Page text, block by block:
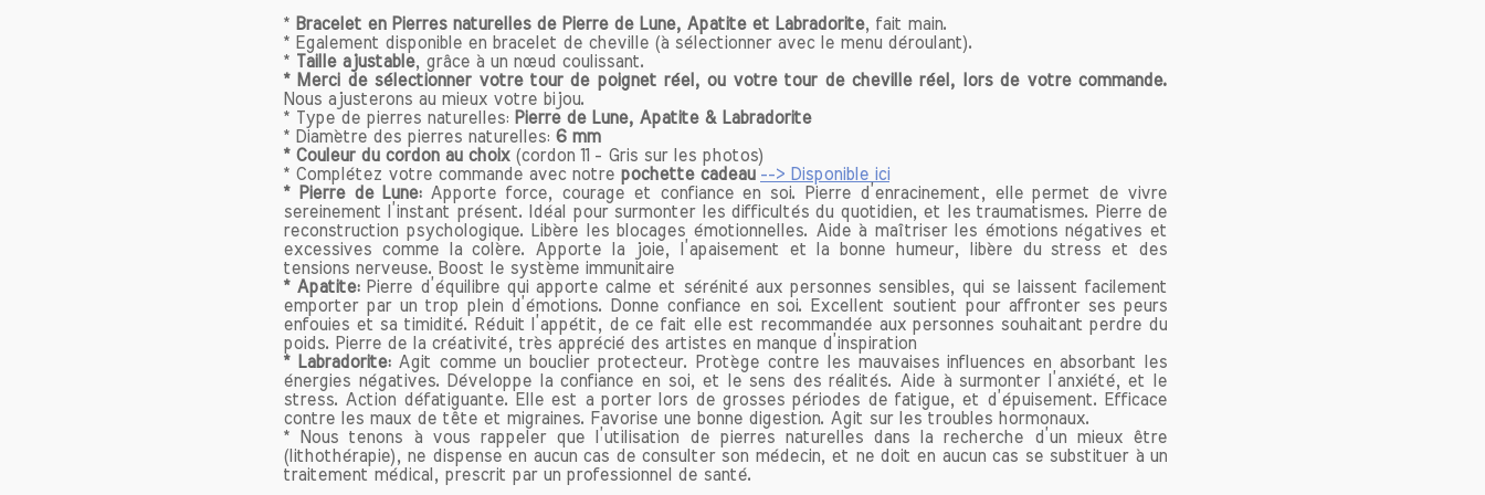
allant du bleu au vert, en passant par des teintes dorées et
argentées. Ces nuances, connues sous le nom de « labradorescence
», sont dues à la structure interne de la pierre qui, lorsqu'elle est
polie, révèle des jeux de lumière fascinants. Cette beauté
hypnotique attire non seulement les amateurs de minéraux, mais
aussi ceux qui cherchent à bénéficier des propriétés de la
labradorite.
La Labradorite : Un Bouclier Énergétique
L'une des caractéristiques les plus remarquables de la labradorite
est sa capacité à agir comme un bouclier énergétique. Dans notre
monde moderne, où les énergies négatives abondent, cette pierre
se révèle être un atout précieux. Elle a la faculté d'absorber et de
dissiper les vibrations indésirables, offrant ainsi une protection
contre les influences néfastes. Que ce soit dans un environnement
de travail stressant ou lors de rencontres sociales, porter un bijou
en labradorite, comme un bracelet ou un pendentif, peut créer un
espace de sécurité et de centrage.
Développement de la Confiance en Soi
* Bracelet en Pierres naturelles de Pierre de Lune, Apatite et Labradorite, fait main.
* Egalement disponible en bracelet de cheville (à sélectionner avec le menu déroulant).
* Taille ajustable, grâce à un nœud coulissant.
* Merci de sélectionner votre tour de poignet réel, ou votre tour de cheville réel, lors de votre commande.
Nous ajusterons au mieux votre bijou.
* Type de pierres naturelles: Pierre de Lune, Apatite & Labradorite
* Diamètre des pierres naturelles: 6 mm
* Couleur du cordon au choix(cordon 11 - Gris sur les photos)
* Complétez votre commande avec notre pochette cadeau --> Disponible ici
* Pierre de Lune: Apporte force, courage et confiance en soi. Pierre d’enracinement, elle permet de vivre
sereinement l’instant présent. Idéal pour surmonter les difficultés du quotidien, et les traumatismes. Pierre de
reconstruction psychologique. Libère les blocages émotionnelles. Aide à maîtriser les émotions négatives et
excessives comme la colère. Apporte la joie, l’apaisement et la bonne humeur, libère du stress et des
tensions nerveuse. Boost le système immunitaire
* Apatite: Pierre d’équilibre qui apporte calme et sérénité aux personnes sensibles, qui se laissent facilement
emporter par un trop plein d’émotions. Donne confiance en soi. Excellent soutient pour affronter ses peurs
enfouies et sa timidité. Réduit l’appétit, de ce fait elle est recommandée aux personnes souhaitant perdre du
poids. Pierre de la créativité, très apprécié des artistes en manque d’inspiration
* Labradorite: Agit comme un bouclier protecteur. Protège contre les mauvaises influences en absorbant les
énergies négatives. Développe la confiance en soi, et le sens des réalités. Aide à surmonter l’anxiété, et le
stress. Action défatiguante. Elle est a porter lors de grosses périodes de fatigue, et d’épuisement. Efficace
contre les maux de tête et migraines. Favorise une bonne digestion. Agit sur les troubles hormonaux.
* Nous tenons à vous rappeler que l’utilisation de pierres naturelles dans la recherche d’un mieux être
(lithothérapie), ne dispense en aucun cas de consulter son médecin, et ne doit en aucun cas se substituer à un
traitement médical, prescrit par un professionnel de santé.